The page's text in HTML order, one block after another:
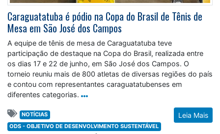
Caraguatatuba é pódio na Copa do Brasil de Tênis de
Mesa em São José dos Campos
A equipe de tênis de mesa de Caraguatatuba teve
participação de destaque na Copa do Brasil, realizada entre
os dias 17 e 22 de junho, em São José dos Campos. O
torneio reuniu mais de 800 atletas de diversas regiões do país
e contou com representantes caraguatatubenses em
diferentes categorias.
Leia Mais
NOTÍCIAS
ODS - OBJETIVO DE DESENVOLVIMENTO SUSTENTÁVEL